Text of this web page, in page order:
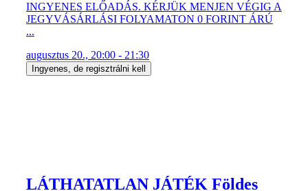
INGYENES ELŐADÁS. KÉRJÜK MENJEN VÉGIG A
JEGYVÁSÁRLÁSI FOLYAMATON 0 FORINT ÁRÚ
...
augusztus 20., 20:00 - 21:30
Ingyenes, de regisztrálni kell
LÁTHATATLAN JÁTÉK Földes